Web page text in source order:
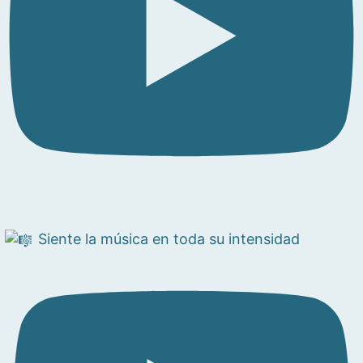
Siente la música en toda su intensidad